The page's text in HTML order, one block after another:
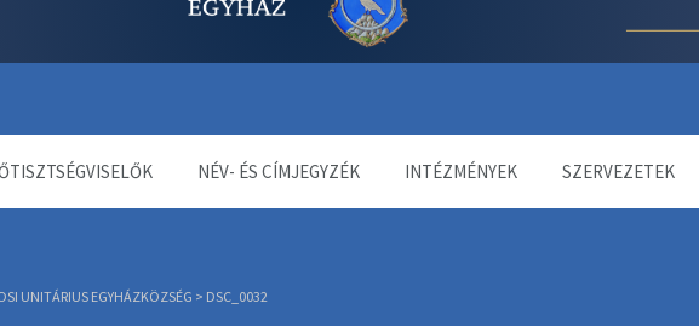
NÉV- ÉS CÍMJEGYZÉK INTÉZMÉNYEK SZERVEZETEK
UNITÁRIUS EGYHÁZKÖZSÉG > DSC_0032